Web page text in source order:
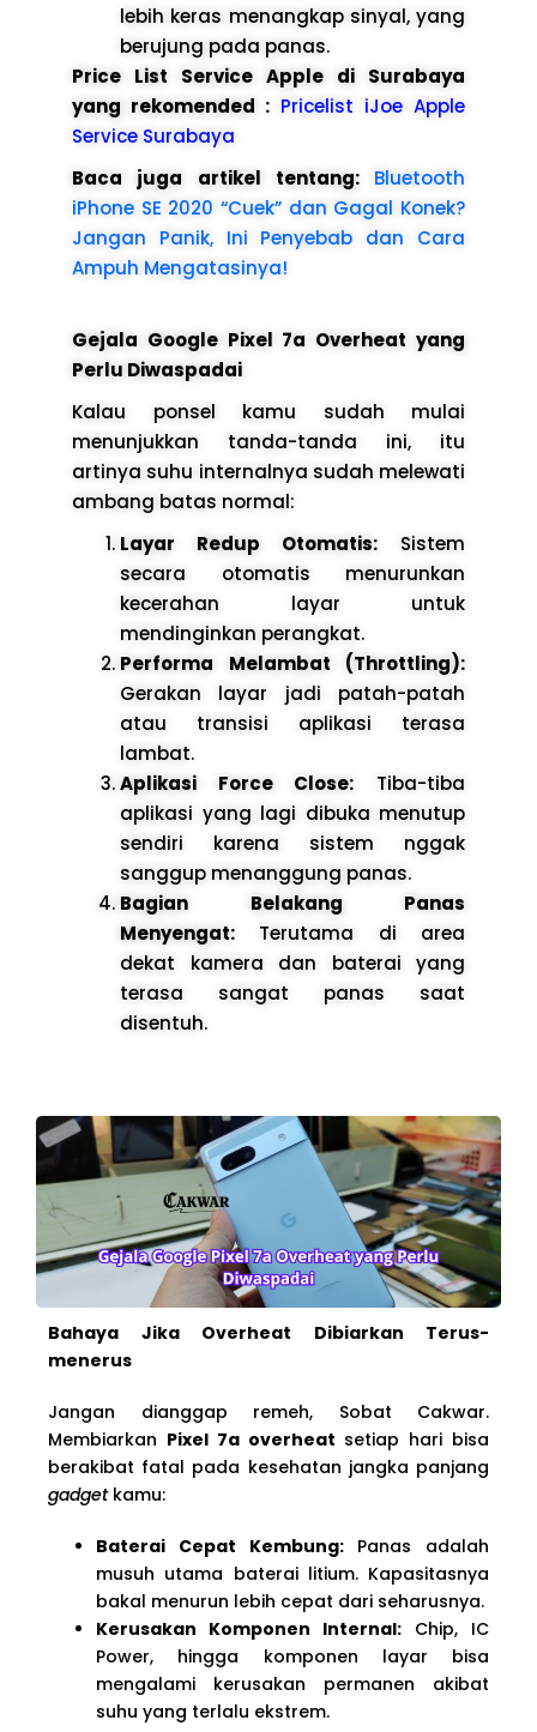
lebih keras menangkap sinyal, yang
berujung pada panas.
Price List Service Apple di Surabaya
yang rekomended : Pricelist iJoe Apple
Service Surabaya
Baca juga artikel tentang: Bluetooth
iPhone SE 2020 “Cuek” dan Gagal Konek?
Jangan Panik, Ini Penyebab dan Cara
Ampuh Mengatasinya!
Gejala Google Pixel 7a Overheat yang
Perlu Diwaspadai
Kalau ponsel kamu sudah mulai
menunjukkan tanda-tanda ini, itu
artinya suhu internalnya sudah melewati
ambang batas normal:
Layar Redup Otomatis: Sistem
secara otomatis menurunkan
kecerahan layar untuk
mendinginkan perangkat.
Performa Melambat (Throttling):
Gerakan layar jadi patah-patah
atau transisi aplikasi terasa
lambat.
Aplikasi Force Close: Tiba-tiba
aplikasi yang lagi dibuka menutup
sendiri karena sistem nggak
sanggup menanggung panas.
Bagian Belakang Panas
Menyengat: Terutama di area
dekat kamera dan baterai yang
terasa sangat panas saat
disentuh.
Bahaya Jika Overheat Dibiarkan Terus-
menerus
Jangan dianggap remeh, Sobat Cakwar.
Membiarkan Pixel 7a overheat setiap hari bisa
berakibat fatal pada kesehatan jangka panjang
gadgetkamu:
Baterai Cepat Kembung:Panas adalah
musuh utama baterai litium. Kapasitasnya
bakal menurun lebih cepat dari seharusnya.
Kerusakan Komponen Internal: Chip, IC
Power, hingga komponen layar bisa
mengalami kerusakan permanen akibat
suhu yang terlalu ekstrem.